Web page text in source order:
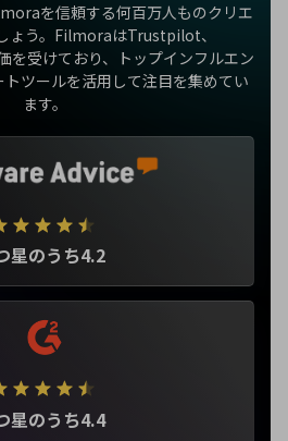
を信頼する何百万人ものクリエ
ょう。FilmoraはTrustpilot、
を受けており、トップインフルエン
ツールを活用して注目を集めてい
ます。
星のうち4.2
星のうち4.4